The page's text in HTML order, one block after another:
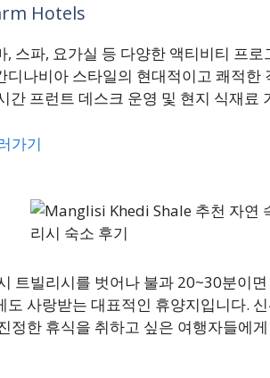
Hotels
, 스파, 요가실 등 다양한 액티비티 프로
디나비아 스타일의 현대적이고 쾌적한
간 프런트 데스크 운영 및 현지 식재료
가기
트빌리시를 벗어나 불과 20~30분이
도 사랑받는 대표적인 휴양지입니다.
정한 휴식을 취하고 싶은 여행자들에